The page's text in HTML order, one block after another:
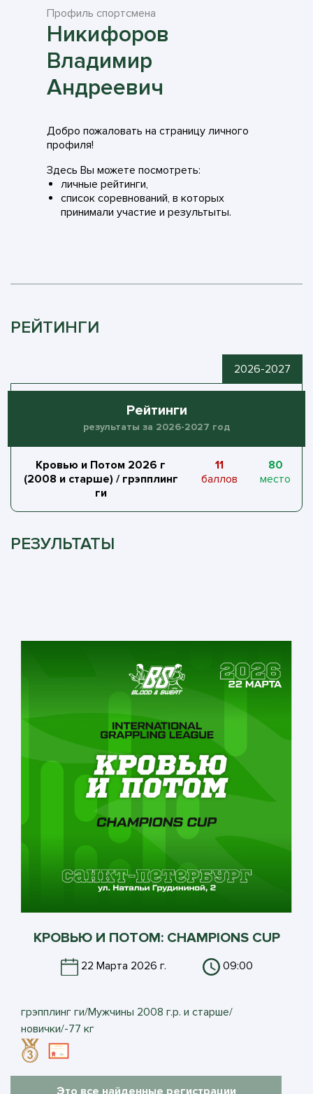
Профиль спортсмена
Никифоров
Владимир
Андреевич
Добро пожаловать на страницу личного
профиля!
Здесь Вы можете посмотреть:
личные рейтинги,
список соревнований, в которых
принимали участие и результыты.
РЕЙТИНГИ
2026-2027
Рейтинги
результаты за 2026-2027 год
Кровью и Потом 2026 г
(2008 и старше) / грэпплинг
ги
11
баллов
80
место
РЕЗУЛЬТАТЫ
КРОВЬЮ И ПОТОМ: CHAMPIONS CUP
22 Марта 2026 г. 09:00
грэпплинг ги/Мужчины 2008 г.р. и старше/
новички/-77 кг
Это все найденные регистрации